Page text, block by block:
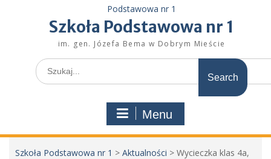
Szkoła Podstawowa nr 1
im. gen. Józefa Bema w Dobrym Mieście
Search
for:
Menu
Szkoła Podstawowa nr 1 > Aktualności > Wycieczka klas 4a,